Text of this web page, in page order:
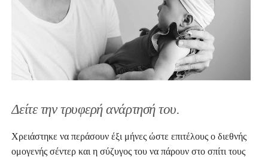
Δείτε την τρυφερή ανάρτησή του.
Χρειάστηκε να περάσουν έξι μήνες ώστε επιτέλους ο διεθνής
ομογενής σέντερ και η σύζυγος του να πάρουν στο σπίτι τους